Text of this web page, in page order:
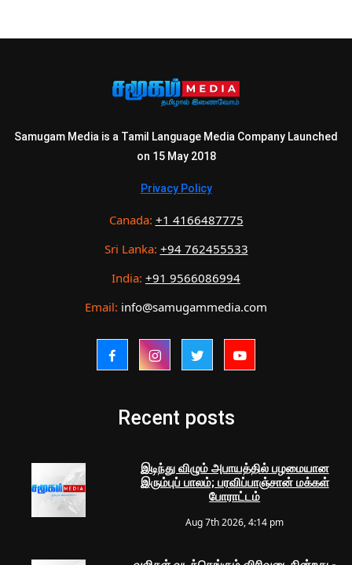
Samugam Media is a Tamil Language Media Company Launched
on 15 May 2018
Privacy Policy
Canada: +1 4166487775
Sri Lanka: +94 762455533
India: +91 9566086994
Email: info@samugammedia.com
Recent posts
இடிந்து விழும் அபாயத்தில் பழமையான
இரும்புப் பாலம்; பரவிப்பாஞ்சான் மக்கள்
போராட்டம்
Aug 7th 2026, 4:14 pm